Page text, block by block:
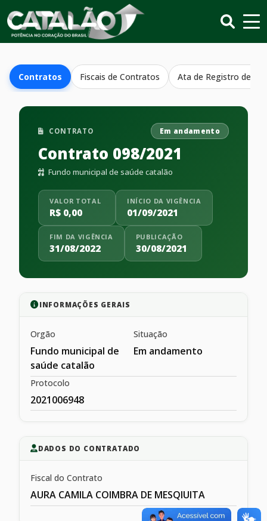
Contratos Fiscais de Contratos Ata de Registro de
CONTRATO Em andamento
Contrato 098/2021
Fundo municipal de saúde catalão
VALOR TOTAL
R$ 0,00
INÍCIO DA VIGÊNCIA
01/09/2021
FIM DA VIGÊNCIA
31/08/2022
PUBLICAÇÃO
30/08/2021
INFORMAÇÕES GERAIS
Orgão
Fundo municipal de
saúde catalão
Situação
Em andamento
Protocolo
2021006948
DADOS DO CONTRATADO
Fiscal do Contrato
AURA CAMILA COIMBRA DE MESQIUITA